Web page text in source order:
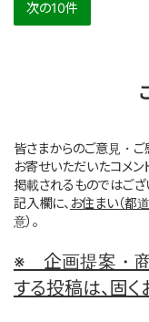
次の10件
皆さまからのご意見・ご
お寄せいただいたコメン
掲載されるものではござ
記入欄に、 お住まい（都
意）。
※ 企画提案・商
する投稿は、固く